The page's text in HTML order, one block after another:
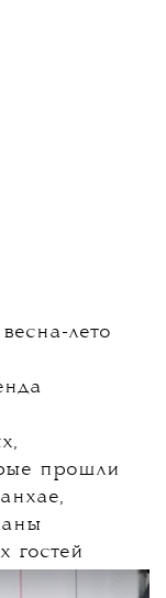
лето
прошли
гостей